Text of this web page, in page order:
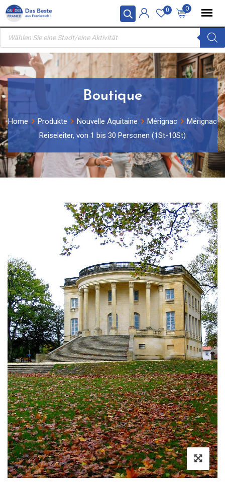
Skip
content
0
0
Products
search
Boutique
Home Produkte Nouvelle Aquitaine Mérignac
Mérignac
Reiseleiter, von 1 bis 30 Personen (1St-10St)